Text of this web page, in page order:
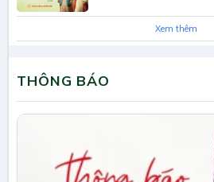
Xem thêm
THÔNG BÁO